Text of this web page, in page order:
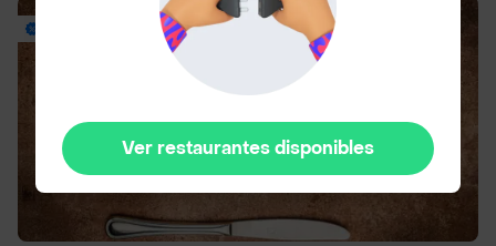
Ver restaurantes disponibles